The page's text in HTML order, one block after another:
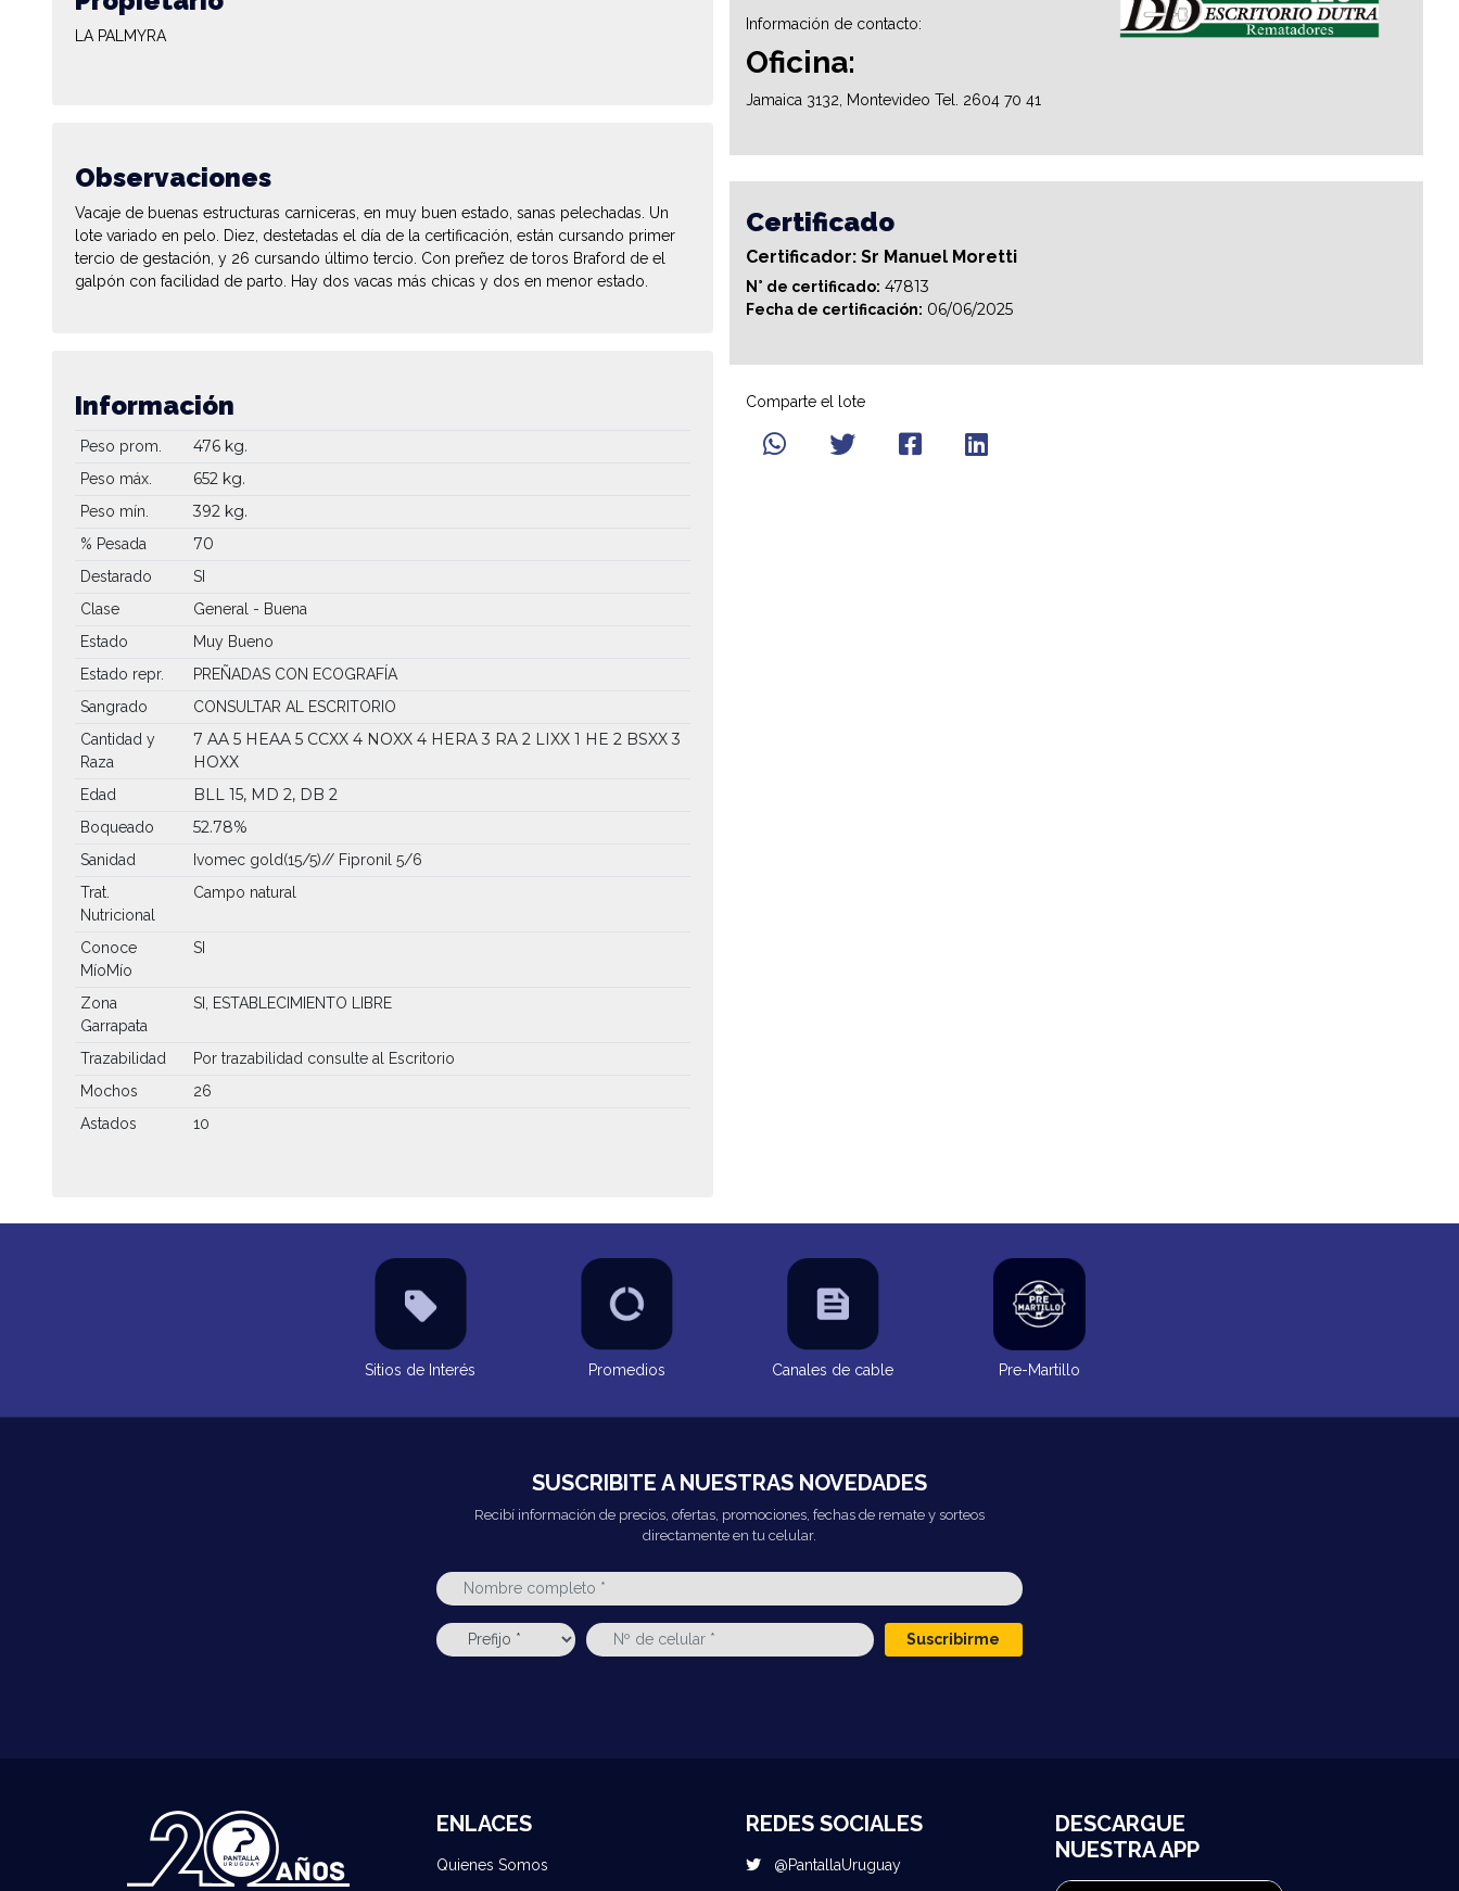
LA PALMYRA
Observaciones
Vacaje de buenas estructuras carniceras, en muy buen estado, sanas pelechadas. Un
lote variado en pelo. Diez, destetadas el día de la certificación, están cursando primer
tercio de gestación, y 26 cursando último tercio. Con preñez de toros Braford de el
galpón con facilidad de parto. Hay dos vacas más chicas y dos en menor estado.
Información
Peso prom. 476 kg.
Peso máx. 652 kg.
Peso mín. 392 kg.
% Pesada 70
Destarado
SI
Clase
General - Buena
Estado
Muy Bueno
Estado repr.
PREÑADAS CON ECOGRAFÍA
Sangrado
CONSULTAR AL ESCRITORIO
Cantidad y
Raza
7 AA 5 HEAA 5 CCXX 4 NOXX 4 HERA3 RA 2 LIXX 1 HE 2 BSXX3
HOXX
Edad BLL 15, MD 2, DB 2
Boqueado 52.78%
Sanidad
Ivomec gold(15/5)// Fipronil 5/6
Trat.
Nutricional
Campo natural
Conoce
MíoMío
SI
Zona
Garrapata
SI, ESTABLECIMIENTO LIBRE
Trazabilidad
Por trazabilidad consulte al Escritorio
Mochos
26
Astados
10
Información de contacto:
Oficina:
Jamaica 3132, Montevideo Tel. 2604 70 41
Certificado
Certificador: Sr Manuel Moretti
N° de certificado: 47813
Fecha de certificación: 06/06/2025
Comparte el lote
Sitios de Interés Promedios Canales de cable Pre-Martillo
SUSCRIBITE A NUESTRAS NOVEDADES
Recibí información de precios, ofertas, promociones, fechas de remate y sorteos
directamente en tu celular.
Suscribirme
ENLACES
Quienes Somos
REDES SOCIALES
@PantallaUruguay
DESCARGUE
NUESTRA APP